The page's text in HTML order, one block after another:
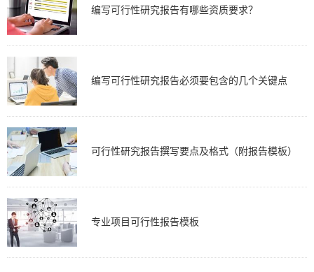
编写可行性研究报告有哪些资质要求？
编写可行性研究报告必须要包含的几个关键点
可行性研究报告撰写要点及格式（附报告模板）
专业项目可行性报告模板